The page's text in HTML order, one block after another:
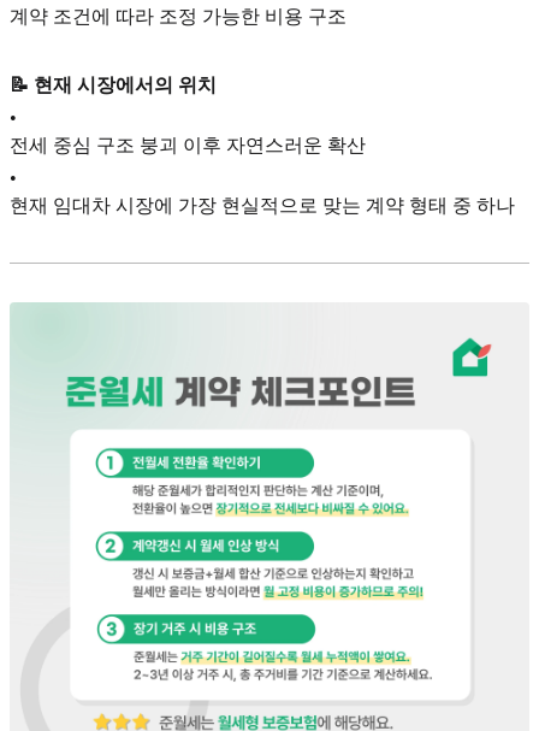
계약 조건에 따라 조정 가능한 비용 구조
📝 현재 시장에서의 위치
•
전세 중심 구조 붕괴 이후 자연스러운 확산
•
현재 임대차 시장에 가장 현실적으로 맞는 계약 형태 중 하나